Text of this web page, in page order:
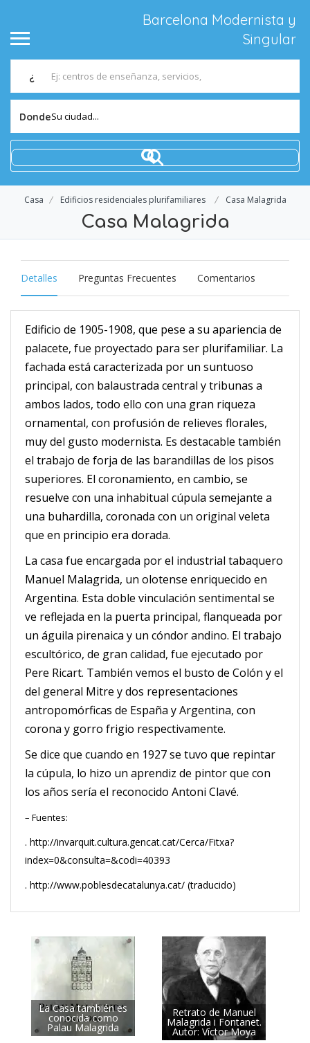
Barcelona Modernista y
Singular
¿
DondeSu ciudad...
Casa Edificios residenciales plurifamiliares Casa Malagrida
Casa Malagrida
Detalles Preguntas Frecuentes Comentarios
Edificio de 1905-1908, que pese a su apariencia de
palacete, fue proyectado para ser plurifamiliar. La
fachada está caracterizada por un suntuoso
principal, con balaustrada central y tribunas a
ambos lados, todo ello con una gran riqueza
ornamental, con profusión de relieves florales,
muy del gusto modernista. Es destacable también
el trabajo de forja de las barandillas de los pisos
superiores. El coronamiento, en cambio, se
resuelve con una inhabitual cúpula semejante a
una buhardilla, coronada con un original veleta
que en principio era dorada.
La casa fue encargada por el industrial tabaquero
Manuel Malagrida, un olotense enriquecido en
Argentina. Esta doble vinculación sentimental se
ve reflejada en la puerta principal, flanqueada por
un águila pirenaica y un cóndor andino. El trabajo
escultórico, de gran calidad, fue ejecutado por
Pere Ricart. También vemos el busto de Colón y el
del general Mitre y dos representaciones
antropomórficas de España y Argentina, con
corona y gorro frigio respectivamente.
Se dice que cuando en 1927 se tuvo que repintar
la cúpula, lo hizo un aprendiz de pintor que con
los años sería el reconocido Antoni Clavé.
– Fuentes:
. http://invarquit.cultura.gencat.cat/Cerca/Fitxa?
index=0&consulta=&codi=40393
. http://www.poblesdecatalunya.cat/ (traducido)
La Casa también es
conocida como
Palau Malagrida
Retrato de Manuel
Malagrida i Fontanet.
Autor: Víctor Moya